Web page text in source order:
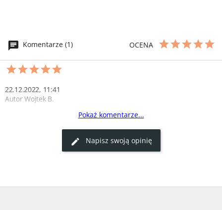
Komentarze (1) OCENA
22.12.2022, 11:41
Autor Wojtek B.
Comber z sarny był niesamowicie delikatny i smakowity. Na
pewno wrócę po więcej!
Pokaż komentarze...
Napisz swoją opinię